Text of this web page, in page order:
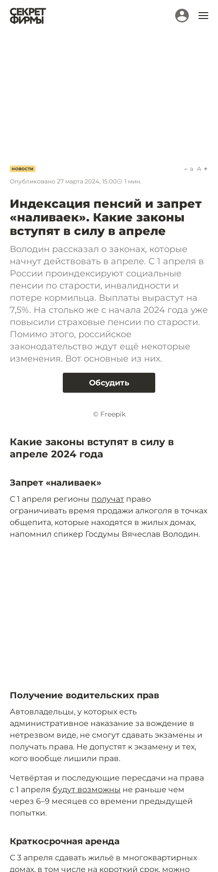
НОВОСТИ
Опубликовано 27 марта 2024, 15:00 1 мин.
a A
Индексация пенсий и запрет
«наливаек». Какие законы
вступят в силу в апреле
Володин рассказал о законах, которые
начнут действовать в апреле. С 1 апреля в
России проиндексируют социальные
пенсии по старости, инвалидности и
потере кормильца. Выплаты вырастут на
7,5%. На столько же с начала 2024 года уже
повысили страховые пенсии по старости.
Помимо этого, российское
законодательство ждут ещё некоторые
изменения. Вот основные из них.
Обсудить
© Freepik
Какие законы вступят в силу в
апреле 2024 года
Запрет «наливаек»
С 1 апреля регионы получат право
ограничивать время продажи алкоголя в точках
общепита, которые находятся в жилых домах,
напомнил спикер Госдумы Вячеслав Володин.
Получение водительских прав
Автовладельцы, у которых есть
административное наказание за вождение в
нетрезвом виде, не смогут сдавать экзамены и
получать права. Не допустят к экзамену и тех,
кого вообще лишили прав.
Четвёртая и последующие пересдачи на права
с 1 апреля будут возможны не раньше чем
через 6–9 месяцев со времени предыдущей
попытки.
Краткосрочная аренда
С 3 апреля сдавать жильё в многоквартирных
домах, в том числе на короткий срок, можно